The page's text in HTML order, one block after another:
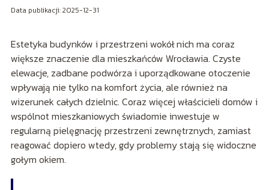
Data publikacji: 2025-12-31
Estetyka budynków i przestrzeni wokół nich ma coraz
większe znaczenie dla mieszkańców Wrocławia. Czyste
elewacje, zadbane podwórza i uporządkowane otoczenie
wpływają nie tylko na komfort życia, ale również na
wizerunek całych dzielnic. Coraz więcej właścicieli domów i
wspólnot mieszkaniowych świadomie inwestuje w
regularną pielęgnację przestrzeni zewnętrznych, zamiast
reagować dopiero wtedy, gdy problemy stają się widoczne
gołym okiem.